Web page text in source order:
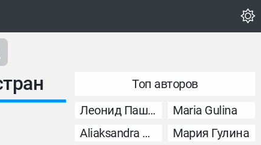
Топ авторов
Леонид Пашковский
Maria Gulina
Aliaksandra Murashka
Мария Гулина